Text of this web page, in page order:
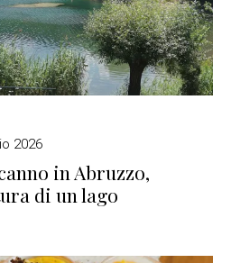
2026
in Abruzzo,
di un lago